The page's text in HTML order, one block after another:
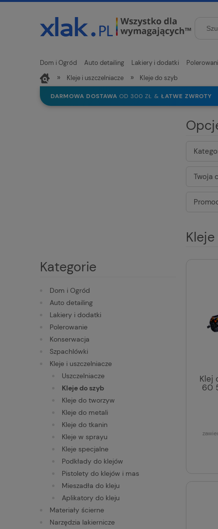
Dom i Ogród Auto detailing Lakiery i dodatki
Nowości
» Kleje i uszczelniacze » Kleje do szyb
DARMOWA DOSTAWA OD 300 ZŁ & ŁATWE ZWROTY
Kategorie
Dom i Ogród
Auto detailing
Lakiery i dodatki
Polerowanie
Konserwacja
Szpachlówki
Kleje i uszczelniacze
Uszczelniacze
Kleje do szyb
Kleje do tworzyw
Kleje do metali
Kleje do tkanin
Kleje w sprayu
Kleje specjalne
Podkłady do klejów
Pistolety do klejów i mas
Mieszadła do kleju
Aplikatory do kleju
Materiały ścierne
Narzędzia lakiernicze
Twoja
Klej
60